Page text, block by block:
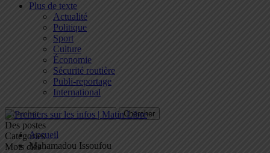
Plus de texte
Actualité
Politique
Sport
Culture
Économie
Sécurité routière
Publi-reportage
International
Des postes
Catégories
Mots clés
Accueil
Mahamadou Issoufou